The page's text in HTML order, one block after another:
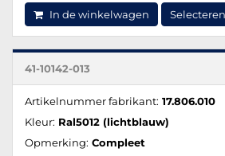
In de winkelwagen Selecteren
41-10142-013
Artikelnummer fabrikant: 17.806.010
Kleur: Ral5012 (lichtblauw)
Opmerking: Compleet